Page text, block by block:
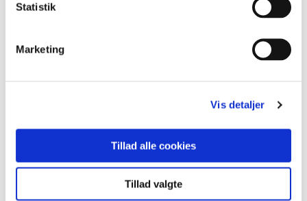
Statistik
Marketing
Vis detaljer
Tillad alle cookies
Tillad valgte
“Jeg er taknemmelig for mine år i
Flensborg”